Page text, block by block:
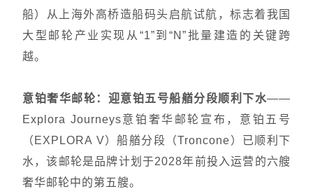
船）从上海外高桥造船码头启航试航，标志着我国
大型邮轮产业实现从“1”到“N”批量建造的关键跨
越。
意铂奢华邮轮：迎意铂五号船艏分段顺利下水——
Explora Journeys意铂奢华邮轮宣布，意铂五号
（EXPLORA V）船艏分段（Troncone）已顺利下
水，该邮轮是品牌计划于2028年前投入运营的六艘
奢华邮轮中的第五艘。